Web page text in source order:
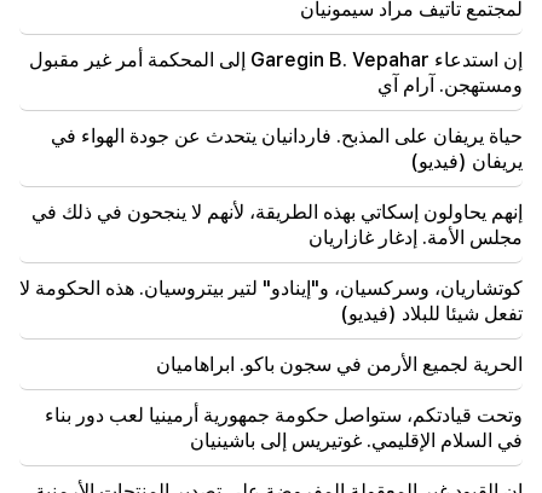
14:34
يمكن لتركيا نقل الصواريخ الباليستية الأمريكية إلى أوكرانيا.
الكميات معروفة
لمجتمع تاتيف مراد سيمونيان
إن استدعاء Garegin B. Vepahar إلى المحكمة أمر غير مقبول
ومستهجن. آرام آي
حياة يريفان على المذبح. فاردانيان يتحدث عن جودة الهواء في
يريفان (فيديو)
إنهم يحاولون إسكاتي بهذه الطريقة، لأنهم لا ينجحون في ذلك في
مجلس الأمة. إدغار غازاريان
كوتشاريان، وسركسيان، و"إينادو" لتير بيتروسيان. هذه الحكومة لا
تفعل شيئا للبلاد (فيديو)
الحرية لجميع الأرمن في سجون باكو. ابراهاميان
وتحت قيادتكم، ستواصل حكومة جمهورية أرمينيا لعب دور بناء
في السلام الإقليمي. غوتيريس إلى باشينيان